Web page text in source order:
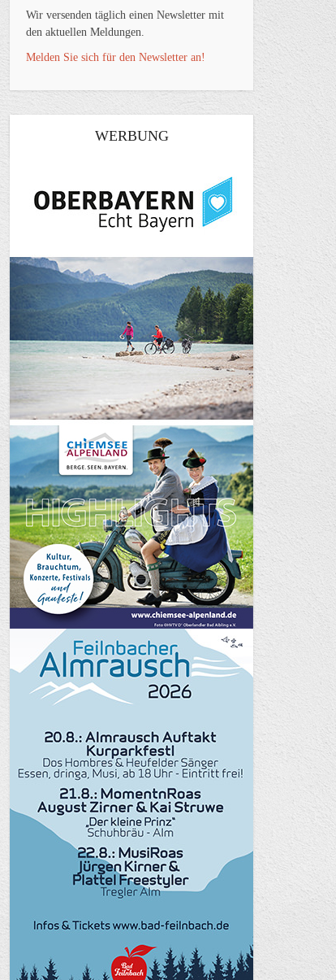
Wir versenden täglich einen Newsletter mit
den aktuellen Meldungen.
Melden Sie sich für den Newsletter an!
WERBUNG